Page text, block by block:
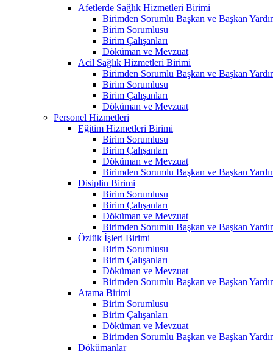
Afetlerde Sağlık Hizmetleri Birimi
Birimden Sorumlu Başkan ve Başkan
Birim Sorumlusu
Birim Çalışanları
Döküman ve Mevzuat
Acil Sağlık Hizmetleri Birimi
Birimden Sorumlu Başkan ve Başkan
Birim Sorumlusu
Birim Çalışanları
Döküman ve Mevzuat
Personel Hizmetleri
Eğitim Hizmetleri Birimi
Birim Sorumlusu
Birim Çalışanları
Döküman ve Mevzuat
Birimden Sorumlu Başkan ve Başkan
Disiplin Birimi
Birim Sorumlusu
Birim Çalışanları
Döküman ve Mevzuat
Birimden Sorumlu Başkan ve Başkan
Özlük İşleri Birimi
Birim Sorumlusu
Birim Çalışanları
Döküman ve Mevzuat
Birimden Sorumlu Başkan ve Başkan
Atama Birimi
Birim Sorumlusu
Birim Çalışanları
Döküman ve Mevzuat
Birimden Sorumlu Başkan ve Başkan
Dökümanlar